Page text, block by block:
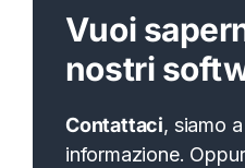
Vuoi
nostri
Contattaci, siamo
informazione.